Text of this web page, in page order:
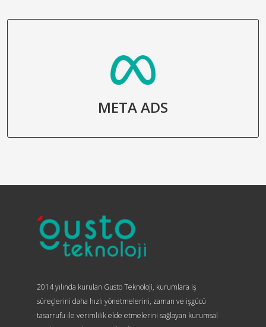
META ADS
2014 yılında kurulan Gusto Teknoloji, kurumlara iş
süreçlerini daha hızlı yönetmelerini, zaman ve işgücü
tasarrufu ile verimlilik elde etmelerini sağlayan kurumsal